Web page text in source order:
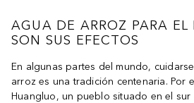
AGUA DE ARROZ PARA EL
SON SUS EFECTOS
En algunas partes del mundo,
arroz es una tradición centenaria. Por
Huangluo, un pueblo situado en el sur